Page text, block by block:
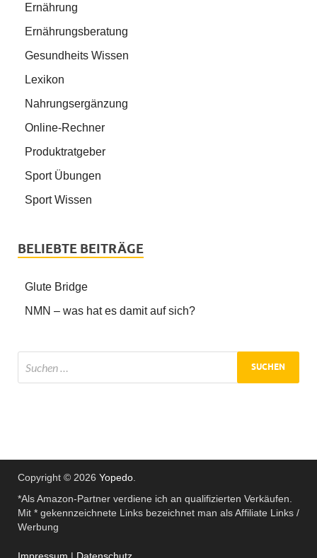
Ernährung
Ernährungsberatung
Gesundheits Wissen
Lexikon
Nahrungsergänzung
Online-Rechner
Produktratgeber
Sport Übungen
Sport Wissen
BELIEBTE BEITRÄGE
Glute Bridge
NMN – was hat es damit auf sich?
Copyright © 2026 Yopedo
*Als Amazon-Partner verdiene ich an qualifizierten Verkäufen.
Mit * gekennzeichnete Links bezeichnet man als Affiliate Links /
Werbung